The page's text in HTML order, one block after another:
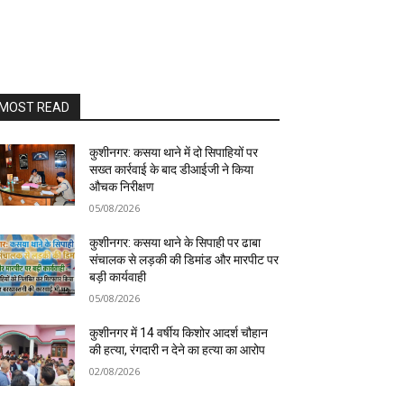
READ
कुशीनगर: कसया थाने में दो सिपाहियों पर
सख्त कार्रवाई के बाद डीआईजी ने किया
औचक निरीक्षण
05/08/2026
कुशीनगर: कसया थाने के सिपाही पर ढाबा
संचालक से लड़की की डिमांड और मारपीट पर
बड़ी कार्यवाही
05/08/2026
कुशीनगर में 14 वर्षीय किशोर आदर्श चौहान
की हत्या, रंगदारी न देने का हत्या का आरोप
02/08/2026